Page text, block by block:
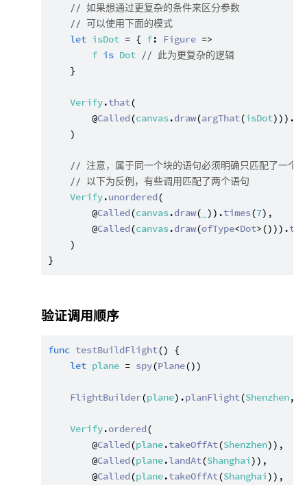
// 如果想通过更复杂的条件来区分参数
// 可以使用下面的模式
let isDot = { f: Figure =>
f is Dot // 此为更复杂的逻辑
    }
Verify.that(
        @
Called(canvas.draw(argThat(isDot))).
    )
// 注意，属于同一个块的语句必须明确只匹配了一个
// 以下为反例，有些调用匹配了两个语句
Verify.unordered(
        @
Called(canvas.draw( )).times(7),
        @
Called(canvas.draw(ofType<Dot>())).
    )
验证调用顺序
func testBuildFlight() {
let plane = spy(Plane())
FlightBuilder(plane).planFlight(Shenzhen,
Verify.ordered(
        @
Called(plane.takeOffAt(Shenzhen)),
        @
Called(plane.landAt(Shanghai )),
        @
Called(plane.takeOffAt(Shanghai )),